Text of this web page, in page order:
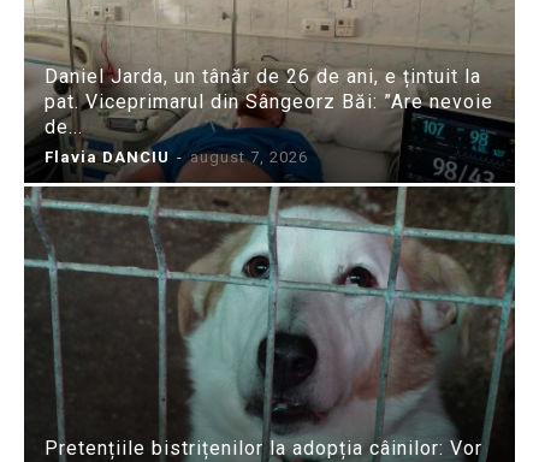
Daniel Jarda, un tânăr de 26 de ani, e țintuit la
pat. Viceprimarul din Sângeorz Băi: ”Are nevoie
de...
Flavia DANCIU - august 7, 2026
Pretențiile bistrițenilor la adopția câinilor: Vor